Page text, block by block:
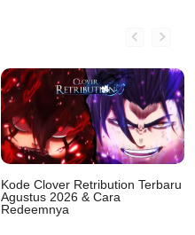
Kode Clover Retribution Terbaru
Agustus 2026 & Cara
Redeemnya